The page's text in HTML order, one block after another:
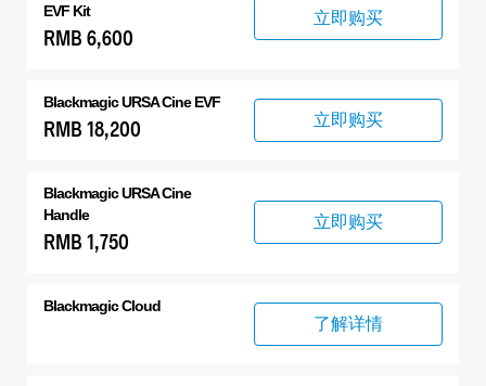
EVF Kit
RMB 6,600
立即购买
BlackmagicURSA Cine EVF
RMB 18,200 立即购买
BlackmagicURSA Cine
Handle
RMB 1,750
立即购买
Blackmagic Cloud
了解详情